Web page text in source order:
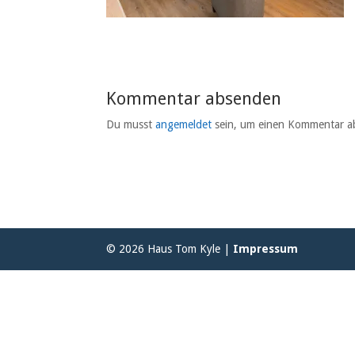
Kommentar absenden
Du musstangemeldet sein, um einen Kommentar
© 2026 Haus Tom Kyle | Impressum